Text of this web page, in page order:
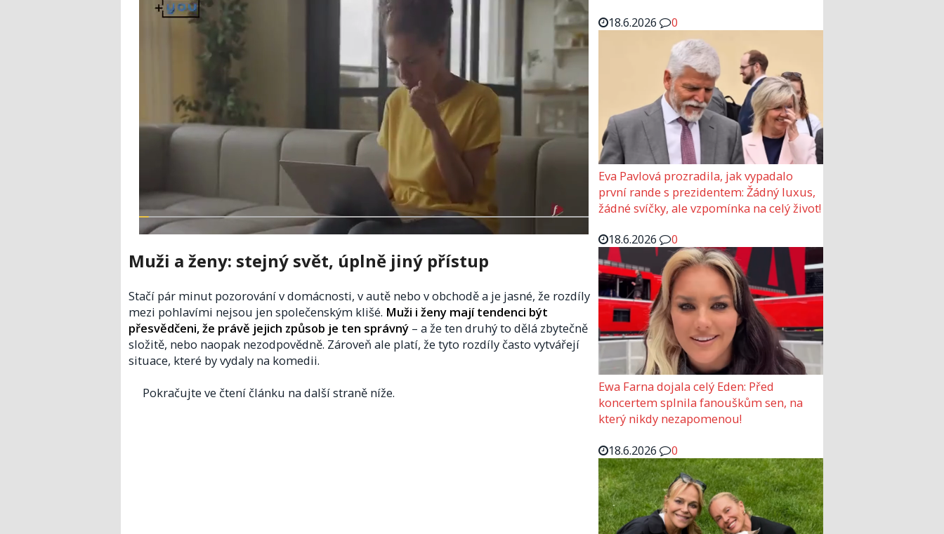
Muži a ženy: stejný svět, úplně jiný přístup
Stačí pár minut pozorování v domácnosti, v autě nebo v obchodě a je jasné, že rozdíly
mezi pohlavími nejsou jen společenským klišé. Muži i ženy mají tendenci být
přesvědčeni, že právě jejich způsob je ten správný – a že ten druhý to dělá zbytečně
složitě, nebo naopak nezodpovědně. Zároveň ale platí, že tyto rozdíly často vytvářejí
situace, které by vydaly na komedii.
Pokračujte ve čtení článku na další straně níže.
18.6.2026
0
Eva Pavlová prozradila, jak vypadalo
první rande s prezidentem: Žádný luxus,
žádné svíčky, ale vzpomínka na celý život!
18.6.2026
0
Ewa Farna dojala celý Eden: Před
koncertem splnila fanouškům sen, na
který nikdy nezapomenou!
18.6.2026
0